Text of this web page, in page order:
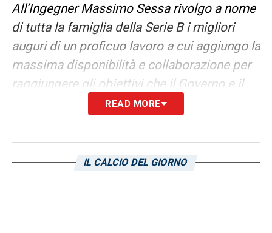
All’Ingegner Massimo Sessa rivolgo a nome
di tutta la famiglia della Serie B i migliori
auguri di un proficuo lavoro a cui aggiungo la
massima disponibilità e collaborazione per
raggiungere gli obiettivi che il Governo e il
mondo del calcio attende».
LA PLAYLIST DELLE NOSTRE TOP NEWS
READ MORE
IL CALCIO DEL GIORNO